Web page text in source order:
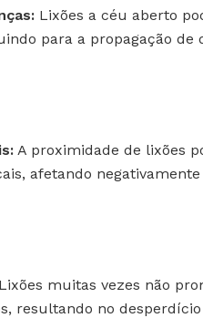
Lixões a céu aberto
para a propagação de
A proximidade de lixões
afetando
Lixões muitas vezes não
resultando no